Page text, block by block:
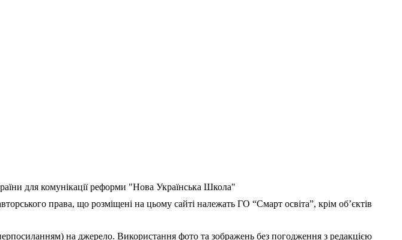
для комунікації реформи "Нова Українська Школа"
права, що розміщені на цьому сайті належать ГО “Смарт освіта”, крім об’єктів
на джерело. Використання фото та зображень без погодження з редакцією